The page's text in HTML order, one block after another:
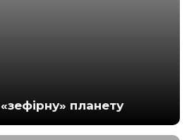
планету